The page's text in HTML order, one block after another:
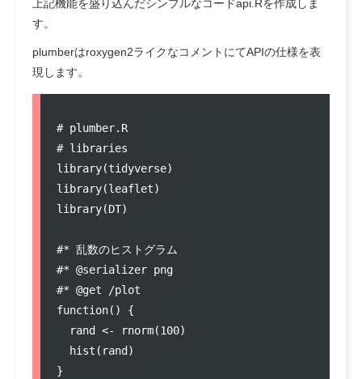
上記機能を盛り込んだシンプルなコードapi.Rを作成しま
す。
plumberはroxygen2ライクなコメントにてAPIの仕様を表
現します。
# plumber.R
# libraries
library(tidyverse)
library(leaflet)
library(DT)
#* 乱数のヒストグラム
#* @serializer png
#* @get /plot
function() {
rand
<- rnorm(100)
  hist(
rand )
}